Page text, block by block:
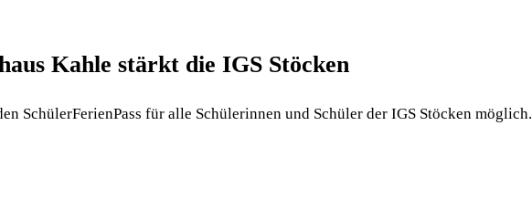
Kahle stärkt die IGS Stöcken
SchülerFerienPass für alle Schülerinnen und Schüler der IGS Stöcken möglich.